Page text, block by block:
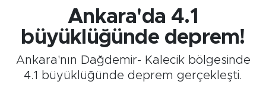
Ankara'da 4.1
büyüklüğünde deprem!
Ankara'nın Dağdemir- Kalecik bölgesinde
4.1 büyüklüğünde deprem gerçekleşti.
Gündem
Eskişehirspor
Eskişehir Trafik Yoğunluk Haritası
Süper Lig Puan Durumu ve Fikstür